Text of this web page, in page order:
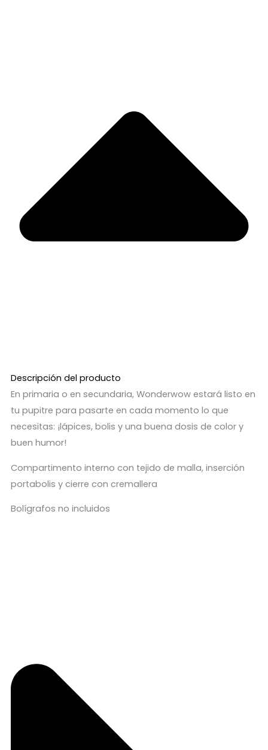
Descripción del producto
En primaria o en secundaria, Wonderwow estará listo en
tu pupitre para pasarte en cada momento lo que
necesitas: ¡lápices, bolis y una buena dosis de color y
buen humor!
Compartimento interno con tejido de malla, inserción
portabolis y cierre con cremallera
Bolígrafos no incluidos